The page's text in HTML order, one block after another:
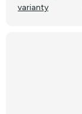
varianty